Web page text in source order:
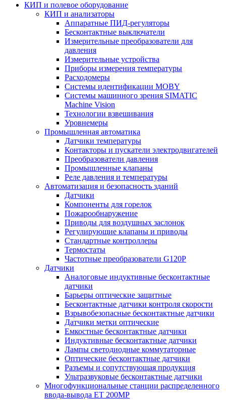
КИП и полевое оборудование
КИП и анализаторы
Аппаратные ПИД-регуляторы
Бесконтактные выключатели
Измерительные преобразователи для
давления
Измерительные устройства
Приборы измерения температуры
Расходомеры
Системы идентификации MOBY
Системы машинного зрения SIMATIC
Machine Vision
Технологии взвешивания
Уровнемеры
Промышленная автоматика
Датчики температуры
Контакторы и пускатели электродвигателей
Преобразователи давления
Промышленные клапаны
Реле давления и температуры
Автоматизация и безопасность зданий
Датчики
Компоненты для горелок
Пожарообнаружение
Приводы для воздушных заслонок
Регулирующие клапаны и приводы
Стандартные контроллеры
Термостаты
Частотные преобразователи G120P
Датчики
Аналоговые индуктивные бесконтактные
датчики
Барьеры оптические защитные
Бесконтактные датчики контроля скорости
Взрывобезопасные бесконтактные датчики
Датчики метки оптические
Емкостные бесконтактные датчики
Индуктивные бесконтактные датчики
Лампы светодиодные коммутаторные
Оптические бесконтактные датчики
Разъемы и сопутствующая продукция
Ультразвуковые бесконтактные датчики
Многофункциональные станции распределенного
ввода-вывода ET 200MP